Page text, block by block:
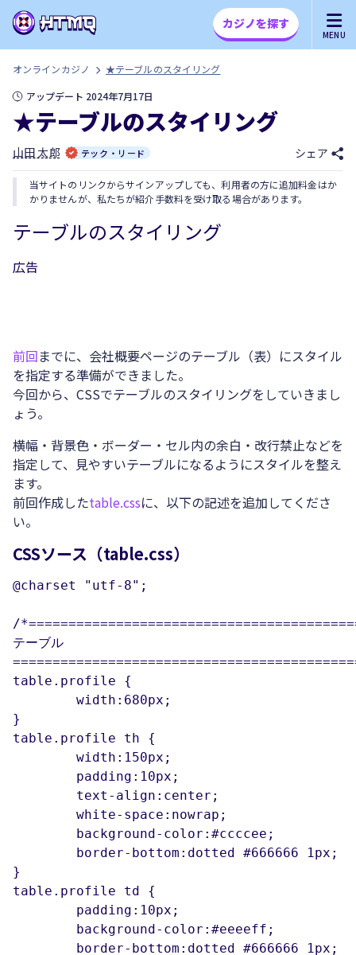
MENU
カジノを探す
オンラインカジノ
★テーブルのスタイリング
アップデート 2024年7月17日
★テーブルのスタイリング
山田 太郎 テック・リード シェア
当サイトのリンクからサインアップしても、利用者の方に追加料金はか
かりませんが、私たちが紹介手数料を受け取る場合があります。
テーブルのスタイリング
広告
前回までに、会社概要ページのテーブル（表）にスタイル
を指定する準備ができました。
今回から、CSSでテーブルのスタイリングをしていきまし
ょう。
横幅・背景色・ボーダー・セル内の余白・改行禁止などを
指定して、見やすいテーブルになるようにスタイルを整え
ます。
前回作成したtable.cssに、以下の記述を追加してくださ
い。
CSSソース（table.css）
@charset "utf-8";
/
テーブル
table.profile {
}
table.profile th {
}
table.profile td {